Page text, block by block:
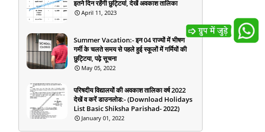
इतने दिन रहेंगी छुट्टियां, देखें अवकाश तालिका
April 11, 2023
Summer Vacation:- इन 04 राज्यों में भीषण
गर्मी के चलते समय से पहले हुई स्कूलों में गर्मियों की
छुट्टिया, पढ़े सूचना
May 05, 2022
परिषदीय विद्यालयों की अवकाश तालिका वर्ष 2022
देखें व करें डाउनलोड:- (Download Holidays
List Basic Shiksha Parishad- 2022)
January 01, 2022